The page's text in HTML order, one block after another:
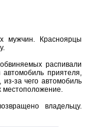
мужчин. Красноярцы
распивали
приятеля,
за чего автомобиль
местоположение.
владельцу.